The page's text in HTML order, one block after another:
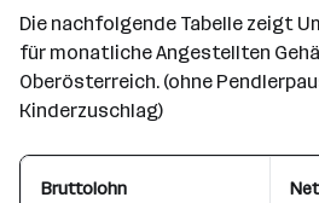
Die nachfolgende Tabelle zeigt
für monatliche Angestellten
Oberösterreich. (ohne
Kinderzuschlag)
Bruttolohn